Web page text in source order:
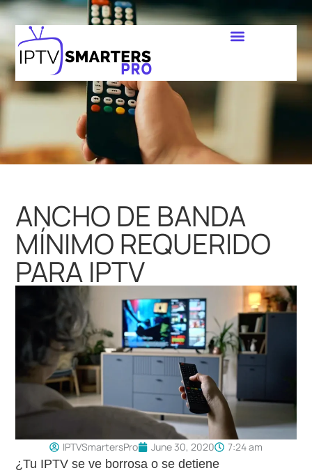
ANCHO DE BANDA
MÍNIMO REQUERIDO
PARA IPTV
IPTVSmartersPro June 30, 2020 7:24 am
¿Tu IPTV se ve borrosa o se detiene